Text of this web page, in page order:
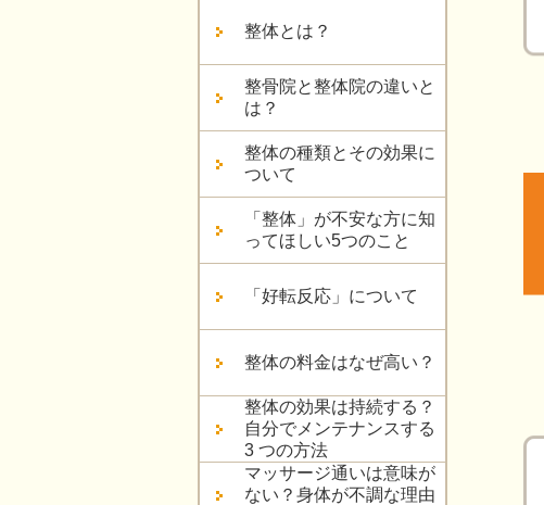
整体とは？
整骨院と整体院の違いと
は？
整体の種類とその効果に
ついて
「整体」が不安な方に知
ってほしい5つのこと
「好転反応」について
整体の料金はなぜ高い？
整体の効果は持続する？
自分でメンテナンスする
3 つの方法
マッサージ通いは意味が
ない？身体が不調な理由